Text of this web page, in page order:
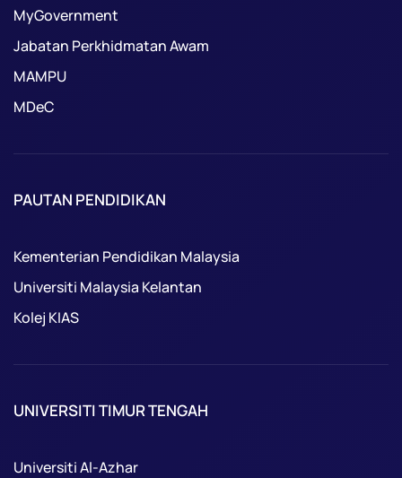
MyGovernment
Jabatan Perkhidmatan Awam
MAMPU
MDeC
PAUTAN PENDIDIKAN
Kementerian Pendidikan Malaysia
Universiti Malaysia Kelantan
Kolej KIAS
UNIVERSITI TIMUR TENGAH
Universiti Al-Azhar